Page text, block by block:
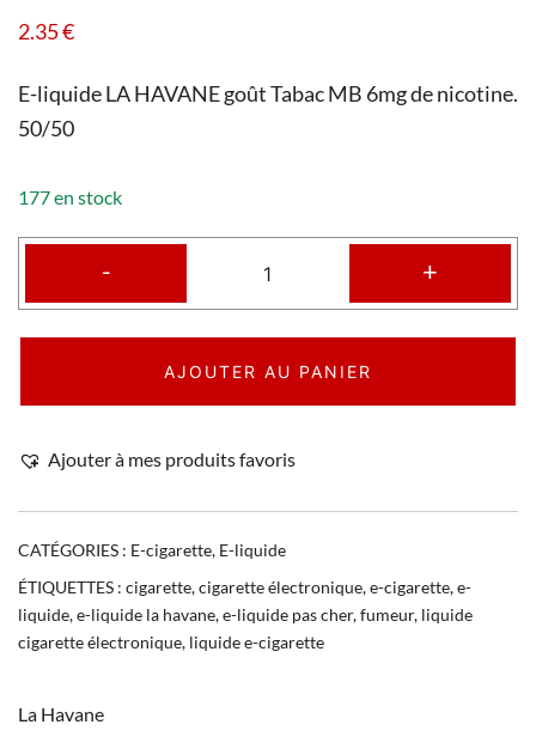
2.35€
E-liquide LA HAVANE goût Tabac MB 6mg de nicotine.
50/50
177 en stock
- +
AJOUTER AU PANIER
Ajouter à mes produits favoris
CATÉGORIES : E-cigarette, E-liquide
ÉTIQUETTES : cigarette,cigarette électronique,e-cigarette,e-
liquide,e-liquide la havane,e-liquide pas cher,fumeur, liquide
cigarette électronique, liquide e-cigarette
La Havane